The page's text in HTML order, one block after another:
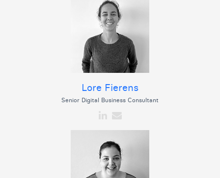
Lore Fierens
Senior Digital Business Consultant